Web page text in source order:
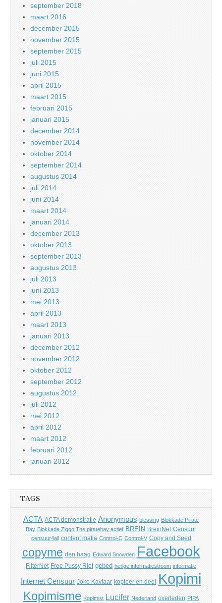
september 2018
maart 2016
december 2015
november 2015
september 2015
juli 2015
juni 2015
april 2015
maart 2015
februari 2015
januari 2015
december 2014
november 2014
oktober 2014
september 2014
augustus 2014
juli 2014
juni 2014
maart 2014
januari 2014
december 2013
oktober 2013
september 2013
augustus 2013
juli 2013
juni 2013
mei 2013
april 2013
maart 2013
januari 2013
december 2012
november 2012
oktober 2012
september 2012
augustus 2012
juli 2012
mei 2012
april 2012
maart 2012
februari 2012
januari 2012
TAGS
ACTA ACTA demonstratie Anonymous blessing Blokkade Pirate
Bay Blokkade Ziggo The piratebay actief BREIN BreinNet Censuur
censuur4all content mafia Control-C Control-V Copy and Seed
copyme den haag Edward Snowden Facebook
FilterNet Free Pussy Riot gebed heilige informatiestroom informatie
Internet Censuur Joke Kaviaar kopieer en deel Kopimi
Kopimisme Kopimist Lucifer Nederland overleden PIPA